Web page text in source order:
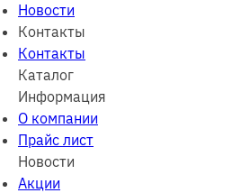
Новости
Контакты
Контакты
Каталог
Информация
О компании
Прайс лист
Новости
Акции